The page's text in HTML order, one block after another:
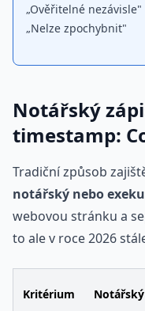
„Ověřitelné nezávisle"
„Nelze zpochybnit"
Notářský
timestamp:
Tradiční způsob
notářský nebo
webovou stránku a
to ale v roce 2026
Kritérium